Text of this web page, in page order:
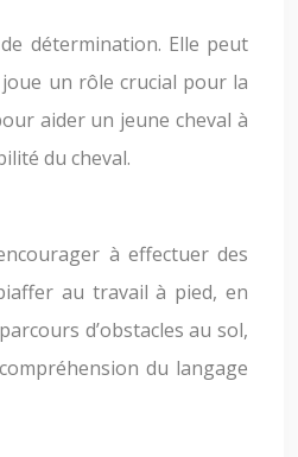
détermination. Elle peut
un rôle crucial pour la
aider un jeune cheval à
du cheval.
à effectuer des
au travail à pied, en
d’obstacles au sol,
du langage